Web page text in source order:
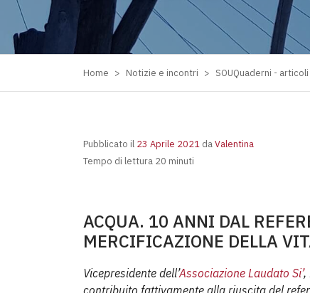
Home > Notizie e incontri > SOUQuaderni - articoli
Pubblicato il 23 Aprile 2021 daValentina
Tempo di lettura 20 minuti
ACQUA. 10 ANNI DAL
MERCIFICAZIONE DELLA
Vicepresidente dell’Associazione Laudato Si’,